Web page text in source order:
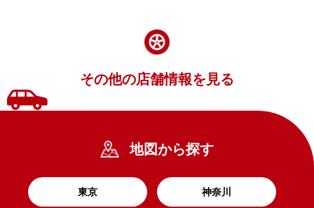
その他の店舗情報を見る
地図から探す
東京 神奈川